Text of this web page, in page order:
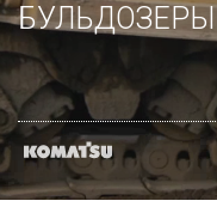
БУЛЬДОЗЕРЫ